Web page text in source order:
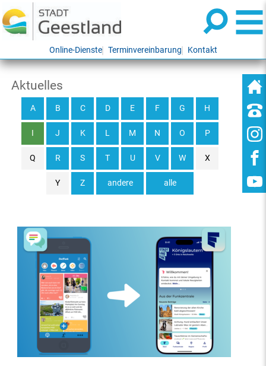
Online-Dienste Terminvereinbarung Kontakt
Aktuelles
alle
A B C D E F G H
I J K L M N O P
Q R S T U V W X
Y Z andere